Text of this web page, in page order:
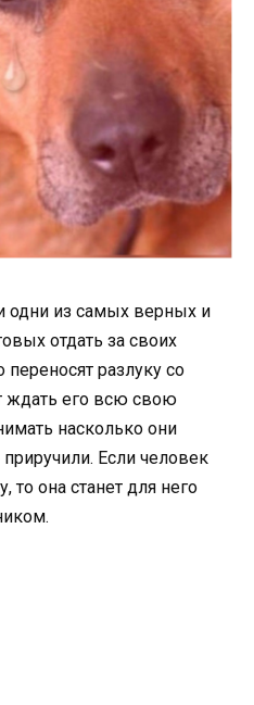
одни из самых верных и
отдать за своих
разлуку со
ждать его всю свою
насколько они
приручили. Если человек
то она станет для него